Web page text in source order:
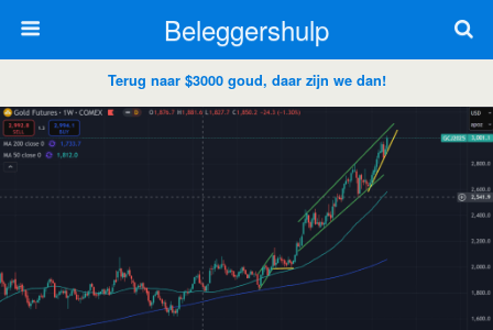
Beleggershulp
Terug naar $3000 goud, daar zijn we dan!